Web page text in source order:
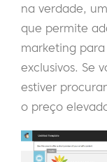
na verdade,
que permite
marketing
exclusivos. Se
estiver
o preço